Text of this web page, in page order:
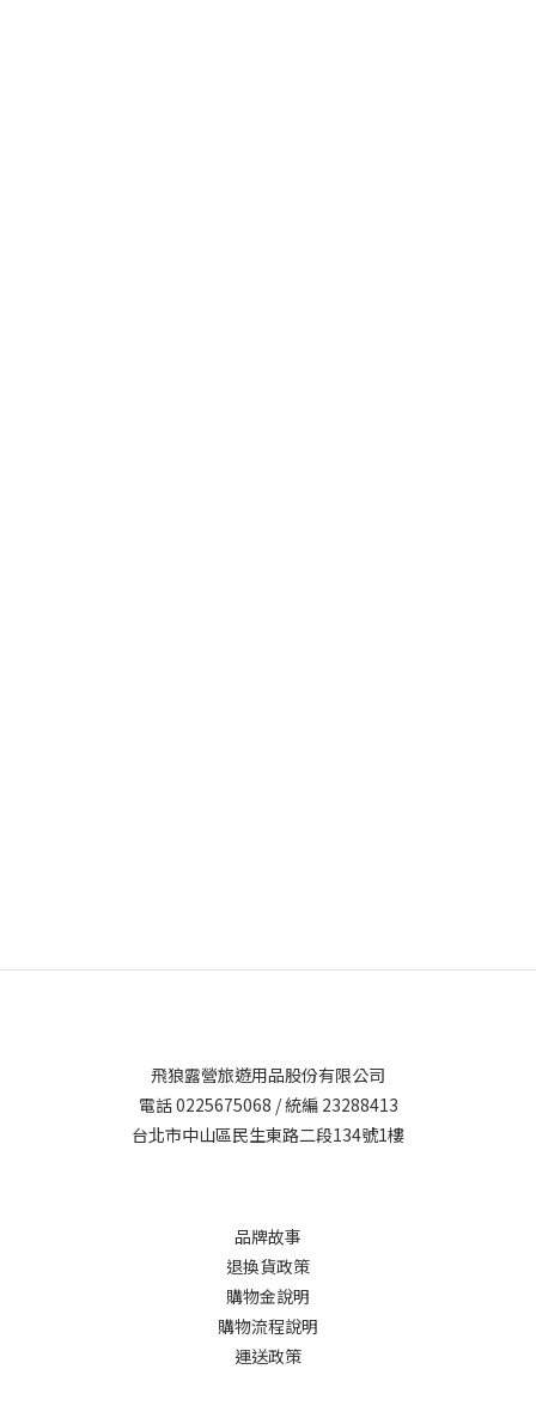
飛狼露營旅遊用品股份有限公司
電話 0225675068 / 統編 23288413
台北市中山區民生東路二段134號1樓
品牌故事
退換貨政策
購物金說明
購物流程說明
運送政策